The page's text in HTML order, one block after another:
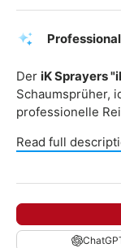
Der iK Sprayers
Schaumsprüher,
professionelle
Read full